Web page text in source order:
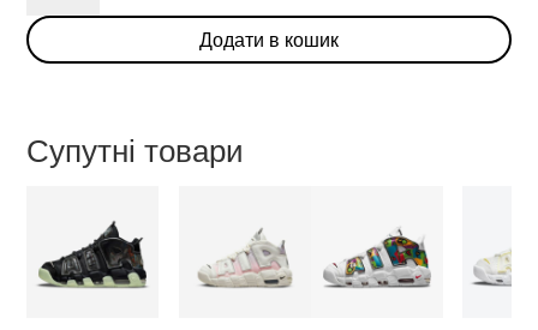
More
Uptempo
кількість
Додати в кошик
Супутні товари